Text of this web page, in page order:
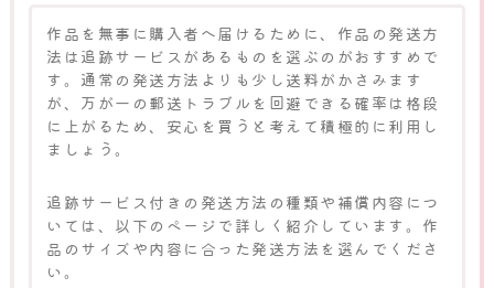
作品を無事に購入者へ届けるために、作品の発送方
法は追跡サービスがあるものを選ぶのがおすすめで
す。通常の発送方法よりも少し送料がかさみます
が、万が一の郵送トラブルを回避できる確率は格段
に上がるため、安心を買うと考えて積極的に利用し
ましょう。
追跡サービス付きの発送方法の種類や補償内容につ
いては、以下のページで詳しく紹介しています。作
品のサイズや内容に合った発送方法を選んでくださ
い。